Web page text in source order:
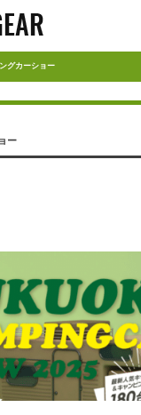
グカーショー
ー